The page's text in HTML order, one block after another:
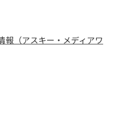
報（アスキー・メディアワ